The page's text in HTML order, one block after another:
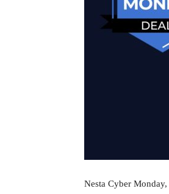
Nesta Cyber Monday,